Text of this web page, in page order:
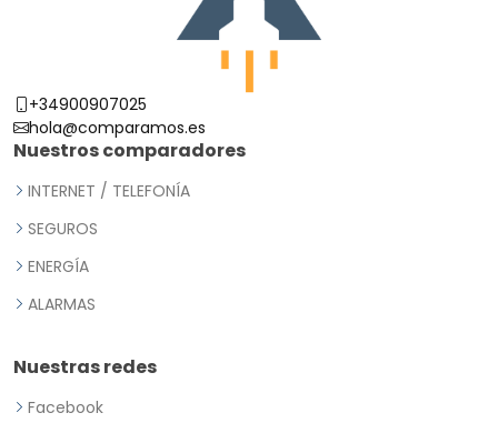
+34900907025
hola@comparamos.es
Nuestros comparadores
INTERNET / TELEFONÍA
SEGUROS
ENERGÍA
ALARMAS
Nuestras redes
Facebook